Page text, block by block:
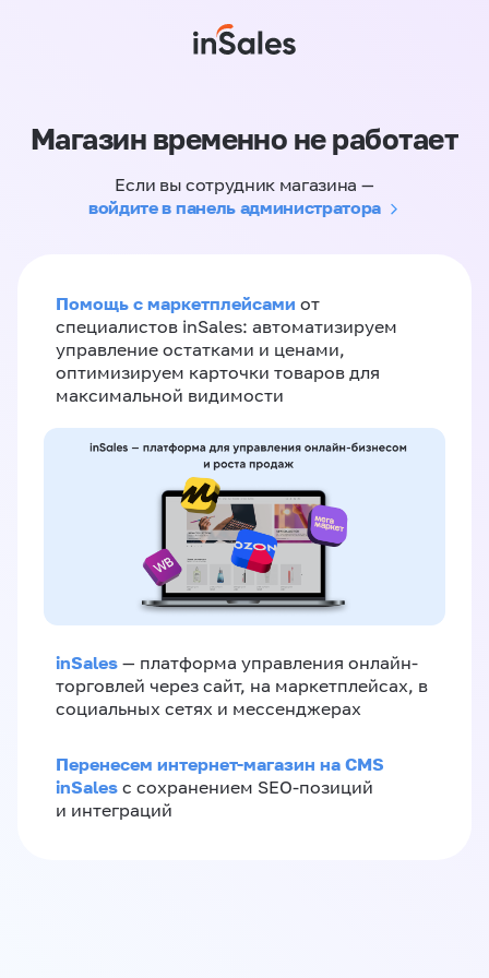
Магазин временно не работает
Если вы сотрудник магазина —
войдите в панель администратора
Помощь с маркетплейсами от
специалистов inSales: автоматизируем
управление остатками и ценами,
оптимизируем карточки товаров для
максимальной видимости
inSales — платформа управления онлайн-
торговлей через сайт, на маркетплейсах, в
социальных сетях и мессенджерах
Перенесем интернет-магазин на CMS
inSales с сохранением SEO-позиций
и интеграций